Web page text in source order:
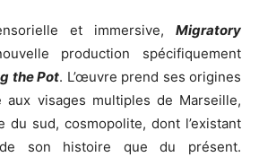
et immersive, Migratory
production spécifiquement
the Pot. L’œuvre prend ses origines
aux visages multiples de Marseille,
du sud, cosmopolite, dont l’existant
son histoire que du présent.